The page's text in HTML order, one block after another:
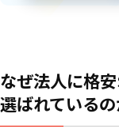
なぜ法人に格
選ばれている